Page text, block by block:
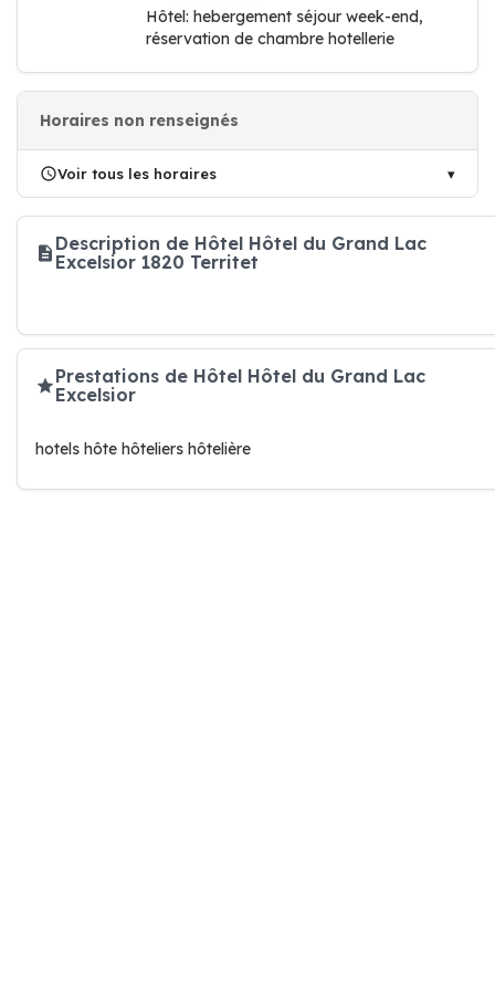
Hôtel: hebergement séjour week-end,
réservation de chambre hotellerie
Horaires non renseignés
Voir tous les horaires
Description de Hôtel Hôtel du Grand Lac
Excelsior 1820 Territet
Prestations de Hôtel Hôtel du Grand Lac
Excelsior
hotels hôte hôteliers hôtelière